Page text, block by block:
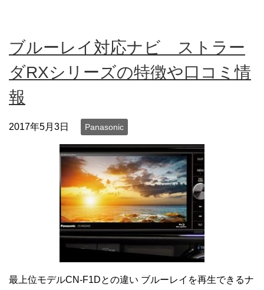
ブルーレイ対応ナビ ストラー
ダRXシリーズの特徴や口コミ情
報
2017年5月3日 Panasonic
最上位モデルCN-F1Dとの違い ブルーレイを再生できるナ